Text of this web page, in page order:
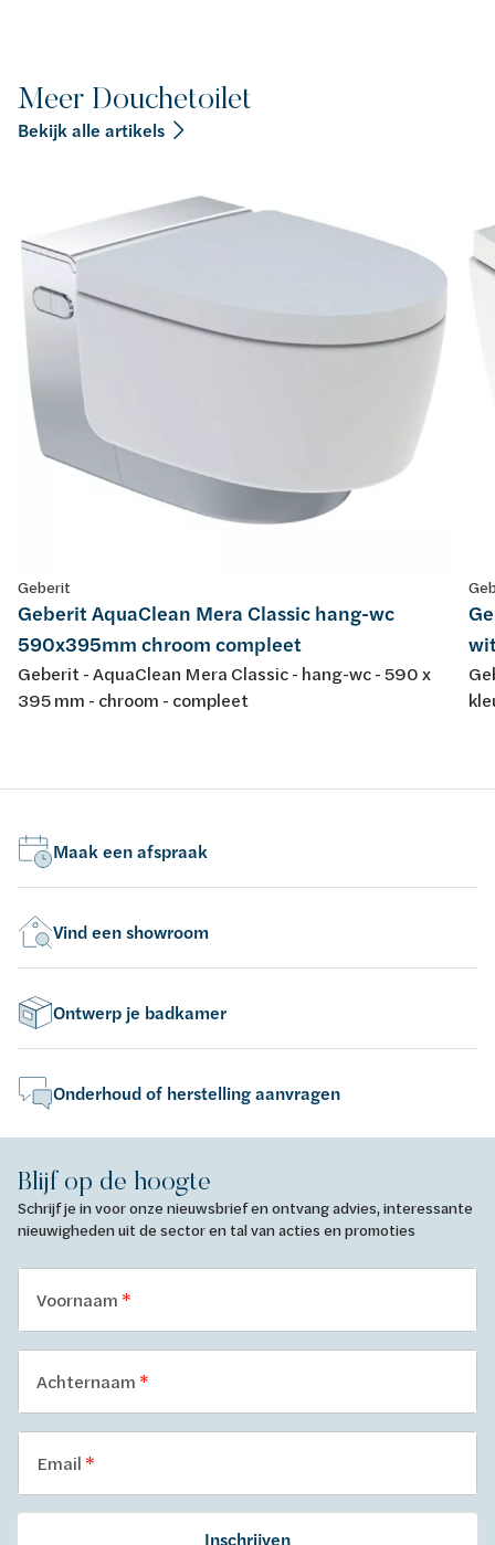
Meer Douchetoilet
Bekijk alle artikels
Geberit
Geberit AquaClean Mera Classic hang-wc
590x395mm chroom compleet
Geberit - AquaClean Mera Classic - hang-wc - 590 x
395 mm - chroom - compleet
Maak een afspraak
Vind een showroom
Ontwerp je badkamer
Onderhoud of herstelling aanvragen
Blijf op de hoogte
Schrijf je in voor onze nieuwsbrief en ontvang advies, interessante
nieuwigheden uit de sector en tal van acties en promoties
Voornaam
Achternaam
Email
Inschrijven